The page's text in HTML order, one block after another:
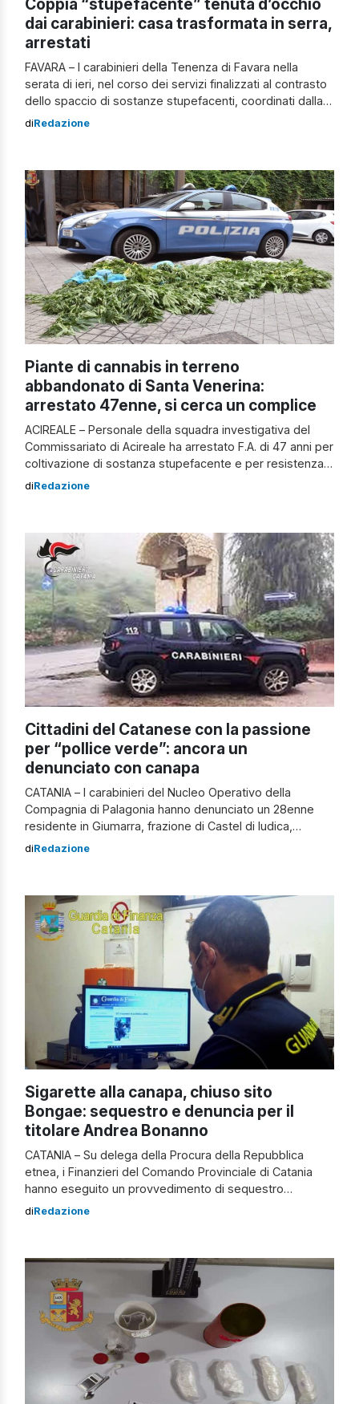
dai carabinieri: casa trasformata in serra,
arrestati
FAVARA – I carabinieri della Tenenza di Favara nella
serata di ieri, nel corso dei servizi finalizzati al contrasto
dello spaccio di sostanze stupefacenti, coordinati dalla
Compagnia di Agrigento, hanno arrestato due giovani
da diverso tempo tenevano d’occhio la coppia […]
diRedazione
Piante di cannabis in terreno
abbandonato di Santa Venerina:
arrestato 47enne, si cerca un complice
ACIREALE – Personale della squadra investigativa del
Commissariato di Acireale ha arrestato F.A. di 47 anni per
coltivazione di sostanza stupefacente e per resistenza a
Pubblico Ufficiale. Gli agenti hanno individuato un terreno
maturazione e materiale vario per la coltivazione […]
diRedazione
Cittadini del Catanese con la passione
per “pollice verde”: ancora un
denunciato con canapa
CATANIA – I carabinieri del Nucleo Operativo della
Compagnia di Palagonia hanno denunciato un 28enne
residente in Giumarra, frazione di Castel di Iudica,
ritenuto responsabile di produzione e detenzione illecita
ultimamente proliferata la vocazione di alcuni suoi
abitanti con il pollice […]
diRedazione
Sigarette alla canapa, chiuso sito
Bongae: sequestro e denuncia per il
titolare Andrea Bonanno
CATANIA – Su delega della Procura della Repubblica
etnea, i Finanzieri del Comando Provinciale di Catania
hanno eseguito un provvedimento di sequestro
preventivo ex art. 321 c.p.p. emesso dal G.I.P. del
www.bongae.it. Le preliminari attività investigative
condotte dai Finanzieri della Compagnia […]
diRedazione